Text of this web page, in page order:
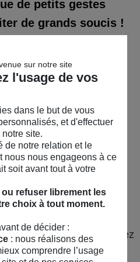
de petits gestes
de grands soucis !
un terrain en
entre particuliers ou
, il n'est pas
souscription d'une
de se tourner, a
de responsabilité
notamment si vous causez
sur notre site
l'usage de vos
dans le but de vous
et d'effectuer
site.
de notre relation et le
nous nous engageons à ce
soit avant tout à votre
refuser librement les
choix à tout moment.
de décider :
: nous réalisons des
comprendre l’usage